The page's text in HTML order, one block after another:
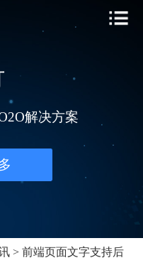
解决方案
>前端页面文字支持后